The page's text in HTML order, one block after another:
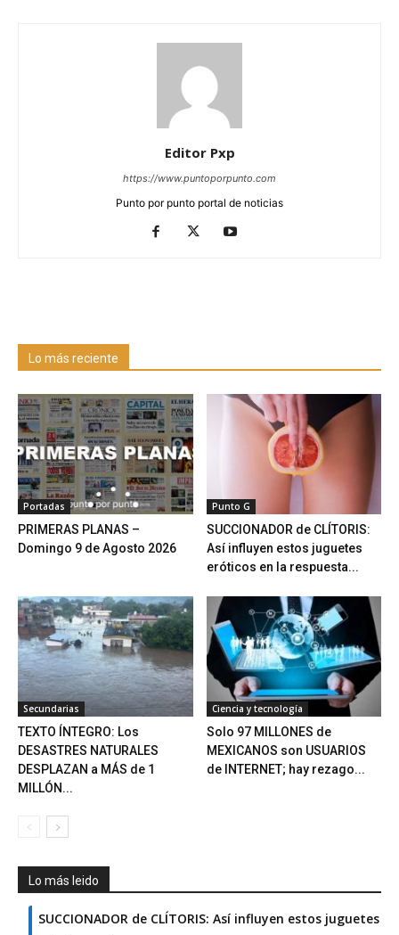
Editor Pxp
https://www.puntoporpunto.com
Punto por punto portal de noticias
Lo más reciente
Portadas
PRIMERAS PLANAS –
Domingo 9 de Agosto 2026
Punto G
SUCCIONADOR de CLÍTORIS:
Así influyen estos juguetes
eróticos en la respuesta...
Secundarias
TEXTO ÍNTEGRO: Los
DESASTRES NATURALES
DESPLAZAN a MÁS de 1
MILLÓN...
Ciencia y tecnología
Solo 97 MILLONES de
MEXICANOS son USUARIOS
de INTERNET; hay rezago...
Lo más leido
SUCCIONADOR de CLÍTORIS: Así influyen estos juguetes